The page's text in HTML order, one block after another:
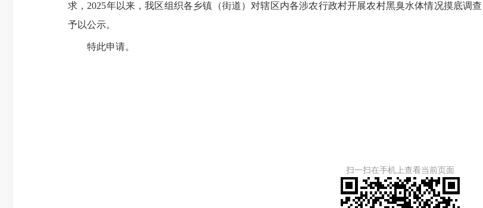
求，2025年以来，我区组织各乡镇 （街道）对辖区内各涉农行政村开展农村黑臭水体情况摸底调
予以公示。
特此申请。
扫一扫在手机上查看当前页面